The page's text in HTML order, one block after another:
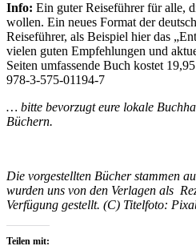
Info: Ein guter Reiseführer für alle,
wollen. Ein neues Format der
Reiseführer, als Beispiel hier das
vielen guten Empfehlungen und
Seiten umfassende Buch kostet
978-3-575-01194-7
… bitte bevorzugt eure lokale
Büchern.
Die vorgestellten Bücher stammen
wurden uns von den Verlagen als
Verfügung gestellt. (C) Titelfoto:
Teilen mit: